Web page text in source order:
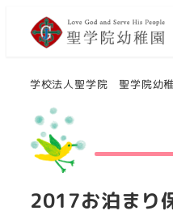
学校法人聖学院 聖学院幼
2017お泊まり